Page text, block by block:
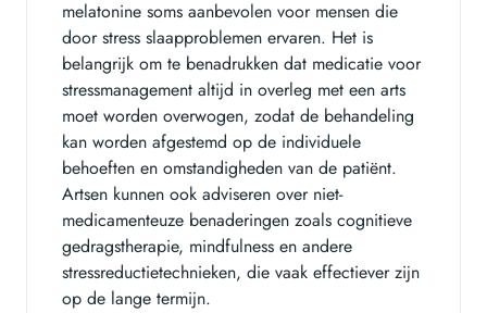
melatonine soms aanbevolen voor mensen die
door stress slaapproblemen ervaren. Het is
belangrijk om te benadrukken dat medicatie voor
stressmanagement altijd in overleg met een arts
moet worden overwogen, zodat de behandeling
kan worden afgestemd op de individuele
behoeften en omstandigheden van de patiënt.
Artsen kunnen ook adviseren over niet-
medicamenteuze benaderingen zoals cognitieve
gedragstherapie, mindfulness en andere
stressreductietechnieken, die vaak effectiever zijn
op de lange termijn.